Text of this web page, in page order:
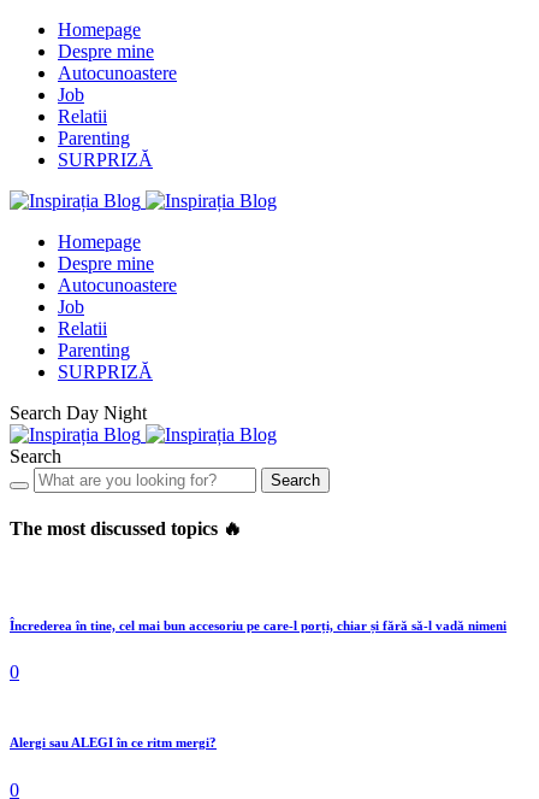
Homepage
Despre mine
Autocunoastere
Job
Relatii
Parenting
SURPRIZĂ
Homepage
Despre mine
Autocunoastere
Job
Relatii
Parenting
SURPRIZĂ
Search Day Night
Search
Search
The most discussed topics 🔥
Încrederea în tine, cel mai bun accesoriu pe care-l porți, chiar și fără să-l vadă nimeni
0
Alergi sau ALEGI în ce ritm mergi?
0